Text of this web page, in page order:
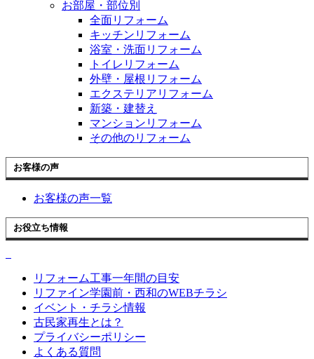
お部屋・部位別
全面リフォーム
キッチンリフォーム
浴室・洗面リフォーム
トイレリフォーム
外壁・屋根リフォーム
エクステリアリフォーム
新築・建替え
マンションリフォーム
その他のリフォーム
お客様の声
お客様の声一覧
お役立ち情報
リフォーム工事一年間の目安
リファイン学園前・西和のWEBチラシ
イベント・チラシ情報
古民家再生とは？
プライバシーポリシー
よくある質問